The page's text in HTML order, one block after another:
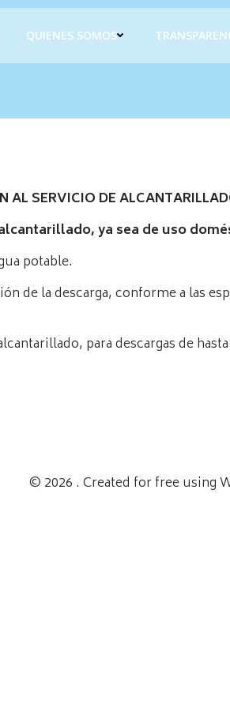
QUIENES SOMOS
AL SERVICIO DE
ya sea de uso
potable.
de la descarga, conforme a las
para descargas de
© 2026 . Created for free using